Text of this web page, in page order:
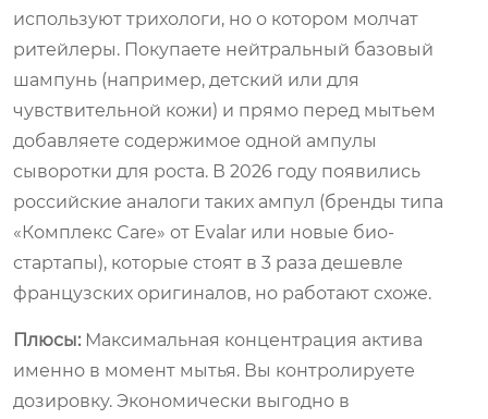
используют трихологи, но о котором молчат
ритейлеры. Покупаете нейтральный базовый
шампунь (например, детский или для
чувствительной кожи) и прямо перед мытьем
добавляете содержимое одной ампулы
сыворотки для роста. В 2026 году появились
российские аналоги таких ампул (бренды типа
«Комплекс Care» от Evalar или новые био-
стартапы), которые стоят в 3 раза дешевле
французских оригиналов, но работают схоже.
Плюсы: Максимальная концентрация актива
именно в момент мытья. Вы контролируете
дозировку. Экономически выгодно в